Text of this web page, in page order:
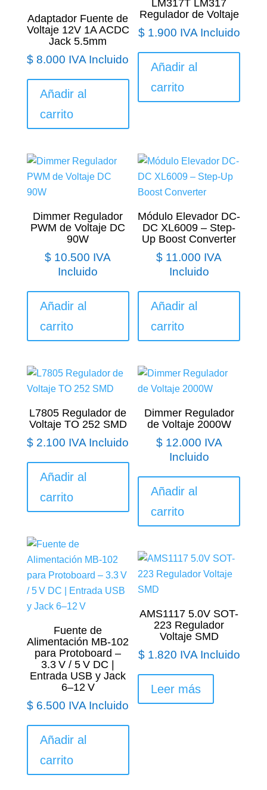
Adaptador Fuente de
Voltaje 12V 1A ACDC
Jack 5.5mm
$ 8.000 IVA Incluido
Añadir al
carrito
LM317T LM317
Regulador de Voltaje
$1.900 IVA Incluido
Añadir al
carrito
Dimmer Regulador
PWM de Voltaje DC
90W
$ 10.500 IVA
Incluido
Añadir al
carrito
Módulo Elevador DC-
DC XL6009 – Step-
Up Boost Converter
$ 11.000 IVA
Incluido
Añadir al
carrito
L7805 Regulador de
Voltaje TO 252 SMD
$ 2.100 IVA Incluido
Añadir al
carrito
Dimmer Regulador
de Voltaje 2000W
$12.000 IVA
Incluido
Añadir al
carrito
Fuente de
Alimentación MB-102
para Protoboard –
3.3 V / 5 V DC |
Entrada USB y Jack
6–12 V
$ 6.500 IVA Incluido
Añadir al
carrito
AMS1117 5.0V SOT-
223 Regulador
Voltaje SMD
$1.820 IVA Incluido
Leer más